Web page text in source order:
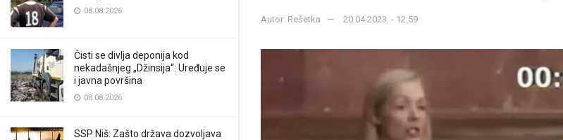
08.08.2026.
Čisti se divlja deponija kod
nekadašnjeg „Džinsija“: Uređuje se
i javna površina
08.08.2026.
SSP Niš: Zašto država dozvoljava
Autor: Rešetka 20.04.2023. - 12:59